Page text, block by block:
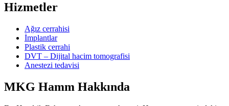
Hizmetler
Ağız cerrahisi
İmplantlar
Plastik cerrahi
DVT – Dijital hacim tomografisi
Anestezi tedavisi
MKG Hamm Hakkında